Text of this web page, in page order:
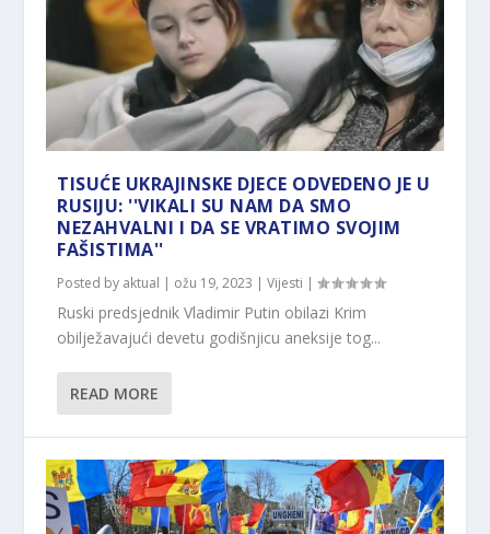
TISUĆE UKRAJINSKE DJECE ODVEDENO JE U
RUSIJU: ​​''VIKALI SU NAM DA SMO
NEZAHVALNI I DA SE VRATIMO SVOJIM
FAŠISTIMA''
Posted by aktual | ožu 19, 2023 |Vijesti |
Ruski predsjednik Vladimir Putin obilazi Krim
obilježavajući devetu godišnjicu aneksije tog...
READ MORE